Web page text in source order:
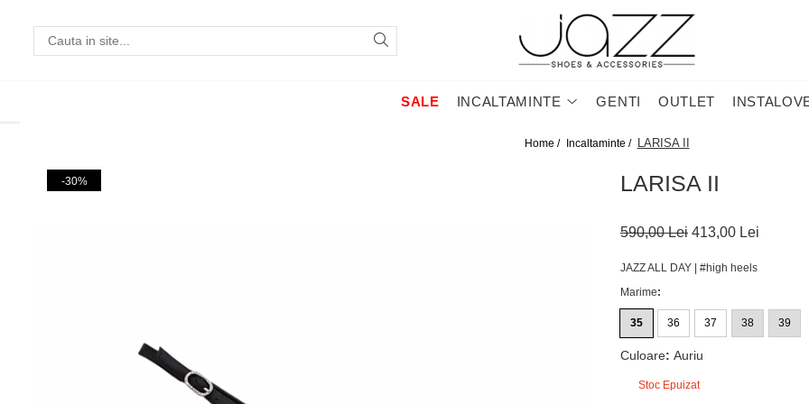
Incaltaminte
Sandale cu toc
SALE INCALTAMINTE GENTI OUTLET
Home / Incaltaminte / LARISA II
LARISA II
-30%
590,00 Lei 413,00 Lei
JAZZ ALL DAY | #high heels
Marime:
35 36 37 38 39
Culoare: Auriu
Stoc Epuizat